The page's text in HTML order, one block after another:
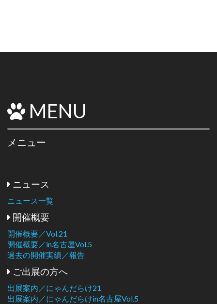
MENU
メニュー
ニュース
ニュース一覧
開催概要
開催概要／Vol.21
開催概要／in名古屋Vol.5
過去の開催実績／報告
ご出展の方へ
出展案内／にゃんだらけ21
出展案内／にゃんだらけin名古屋Vol.5